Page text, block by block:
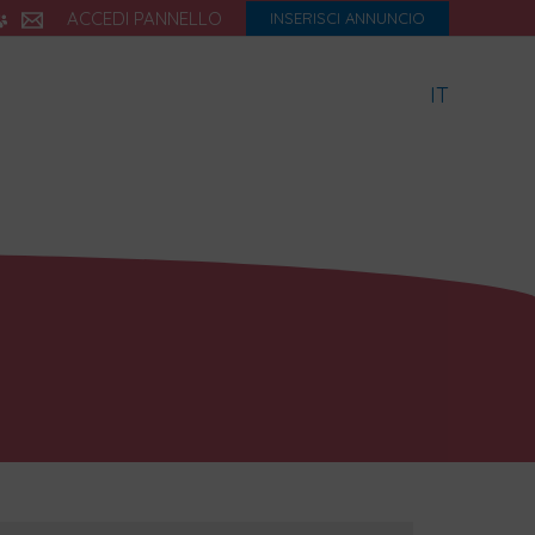
ACCEDI PANNELLO INSERISCI ANNUNCIO
IT